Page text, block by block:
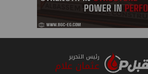
رئيس التحرير
عثمان علام